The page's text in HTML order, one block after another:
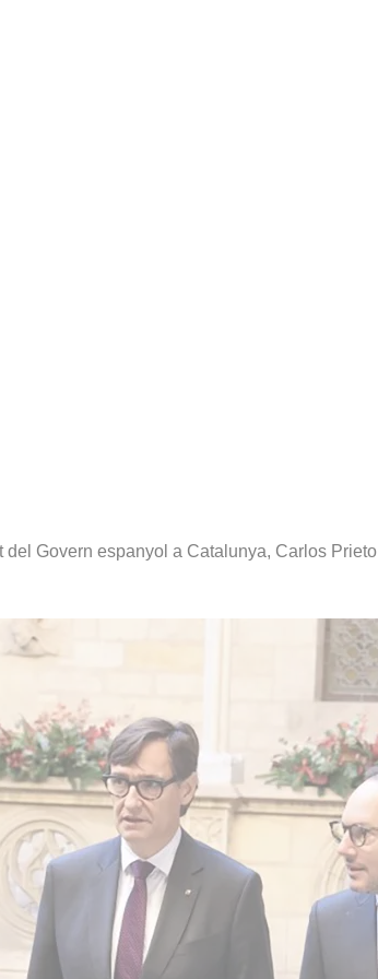
Govern espanyol a Catalunya, Carlos Prieto